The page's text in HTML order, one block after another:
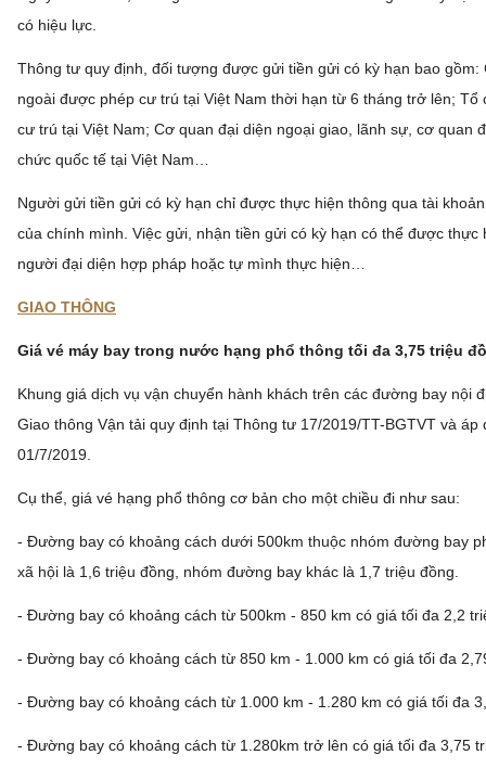
có hiệu lực.
Thông tư quy định, đối tượng được gửi tiền gửi có kỳ hạn bao gồm:
ngoài được phép cư trú tại Việt Nam thời hạn từ 6 tháng trở lên; Tổ
cư trú tại Việt Nam; Cơ quan đại diện ngoại giao, lãnh sự, cơ quan
chức quốc tế tại Việt Nam…
Người gửi tiền gửi có kỳ hạn chỉ được thực hiện thông qua tài
của chính mình. Việc gửi, nhận tiền gửi có kỳ hạn có thể được thực
người đại diện hợp pháp hoặc tự mình thực hiện…
GIAO THÔNG
Giá vé máy bay trong nước hạng phổ thông tối đa 3,75 triệu
Khung giá dịch vụ vận chuyển hành khách trên các đường bay nội
Giao thông Vận tải quy định tại Thông tư 17/2019/TT-BGTVT và áp
01/7/2019.
Cụ thể, giá vé hạng phổ thông cơ bản cho một chiều đi như sau:
- Đường bay có khoảng cách dưới 500km thuộc nhóm đường bay
xã hội là 1,6 triệu đồng, nhóm đường bay khác là 1,7 triệu đồng.
- Đường bay có khoảng cách từ 500km - 850 km có giá tối đa 2,2
- Đường bay có khoảng cách từ 850 km - 1.000 km có giá tối đa
- Đường bay có khoảng cách từ 1.000 km - 1.280 km có giá tối đa
- Đường bay có khoảng cách từ 1.280km trở lên có giá tối đa 3,75